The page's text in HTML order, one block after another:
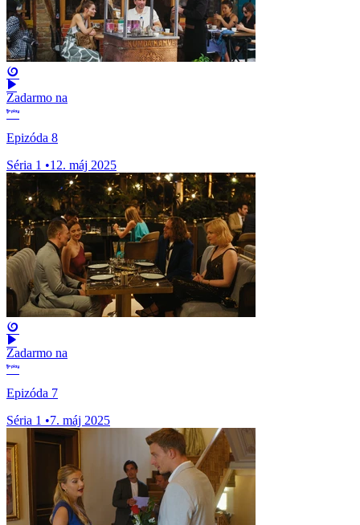
Zadarmo na
Epizóda 8
Séria 1 •12. máj 2025
Zadarmo na
Epizóda 7
Séria 1 •7. máj 2025